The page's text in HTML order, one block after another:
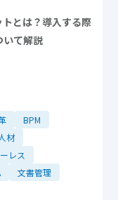
とは？導入する際
いて解説
BPM
材
レス
文書管理